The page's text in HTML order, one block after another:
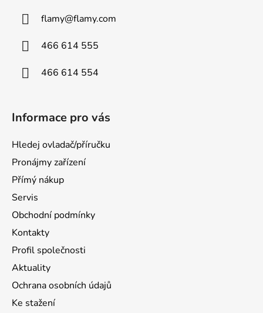
flamy@flamy.com
466 614 555
466 614 554
Informace pro vás
Hledej ovladač/příručku
Pronájmy zařízení
Přímý nákup
Servis
Obchodní podmínky
Kontakty
Profil společnosti
Aktuality
Ochrana osobních údajů
Ke stažení